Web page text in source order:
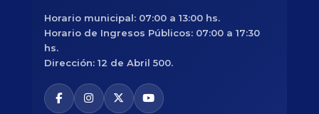
Horario municipal: 07:00 a 13:00 hs.
Horario de Ingresos Públicos: 07:00 a 17:30
hs.
Dirección: 12 de Abril 500.